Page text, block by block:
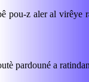
z aler al
pardouné a